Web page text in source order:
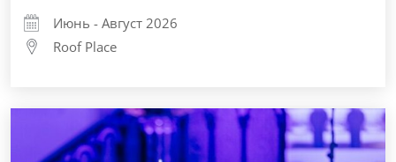
Июнь - Август 2026
Roof Place